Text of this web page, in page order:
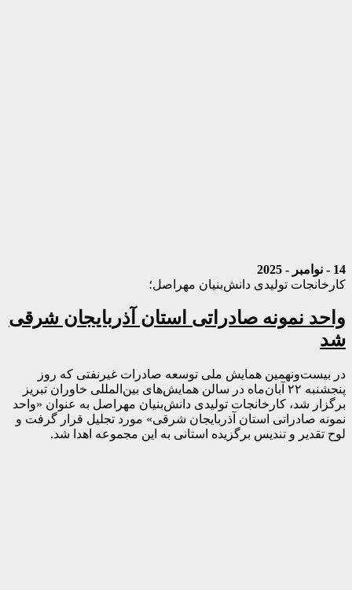
14 - نوامبر - 2025
کارخانجات تولیدی دانش‌بنیان مهراصل؛
واحد نمونه صادراتی استان آذربایجان شرقی
شد
در بیست‌ونهمین همایش ملی توسعه صادرات غیرنفتی که روز
پنجشنبه ۲۲ آبان‌ماه در سالن همایش‌های بین‌المللی خاوران تبریز
برگزار شد، کارخانجات تولیدی دانش‌بنیان مهراصل به عنوان «واحد
نمونه صادراتی استان آذربایجان شرقی» مورد تجلیل قرار گرفت و
لوح تقدیر و تندیس برگزیده استانی به این مجموعه اهدا شد.